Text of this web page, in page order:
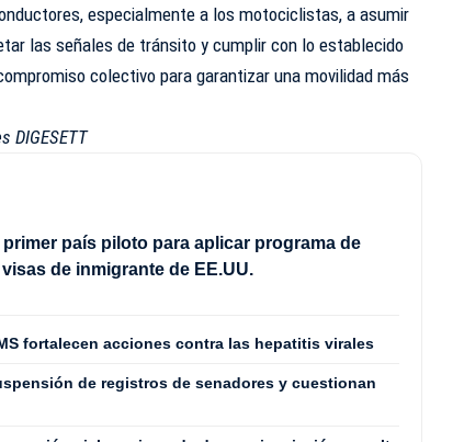
especialmente a los motociclistas, a asumir
las señales de tránsito y cumplir con lo establecido
colectivo para garantizar una movilidad más
DIGESETT
primer país piloto para aplicar programa de
de inmigrante de EE.UU.
fortalecen acciones contra las hepatitis virales
de registros de senadores y cuestionan